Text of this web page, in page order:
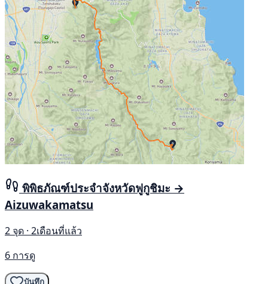
พิพิธภัณฑ์ประจำจังหวัดฟูกูชิมะ →
Aizuwakamatsu
2 จุด · 2เดือนที่แล้ว
6 การดู
บันทึก